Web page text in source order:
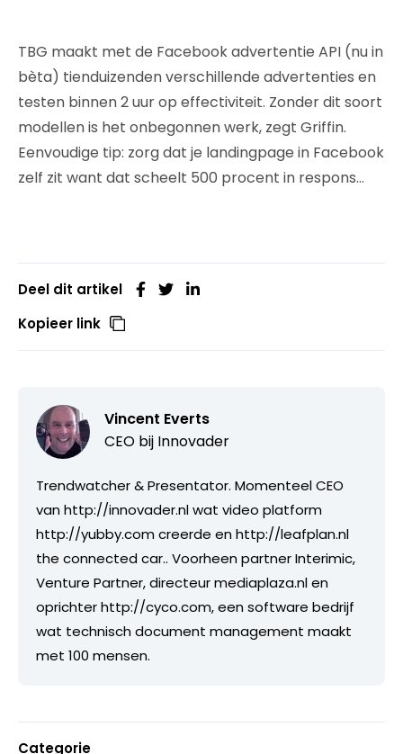
TBG maakt met de Facebook advertentie API (nu in
bèta) tienduizenden verschillende advertenties en
testen binnen 2 uur op effectiviteit. Zonder dit soort
modellen is het onbegonnen werk, zegt Griffin.
Eenvoudige tip: zorg dat je landingpage in Facebook
zelf zit want dat scheelt 500 procent in respons…
Deel dit artikel
Kopieer link
Vincent Everts
CEO bij Innovader
Trendwatcher & Presentator. Momenteel CEO
van http://innovader.nl wat video platform
http://yubby.com creerde en http://leafplan.nl
the connected car.. Voorheen partner Interimic,
Venture Partner, directeur mediaplaza.nl en
oprichter http://cyco.com, een software bedrijf
wat technisch document management maakt
met 100 mensen.
Categorie